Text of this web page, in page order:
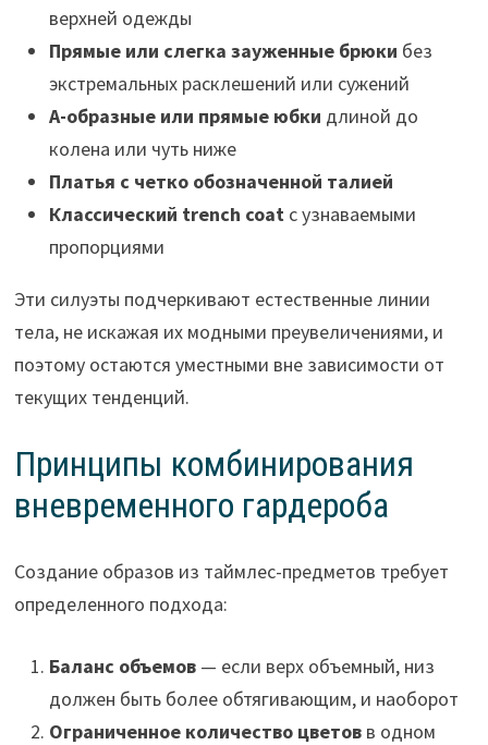
верхней одежды
Прямые или слегка зауженные брюки без
экстремальных расклешений или сужений
А-образные или прямые юбки длиной до
колена или чуть ниже
Платья с четко обозначенной талией
Классический trench coatс узнаваемыми
пропорциями
Эти силуэты подчеркивают естественные линии
тела, не искажая их модными преувеличениями, и
поэтому остаются уместными вне зависимости от
текущих тенденций.
Принципы комбинирования
вневременного гардероба
Создание образов из таймлес-предметов требует
определенного подхода:
Баланс объемов— если верх объемный, низ
должен быть более обтягивающим, и наоборот
Ограниченное количество цветовв одном